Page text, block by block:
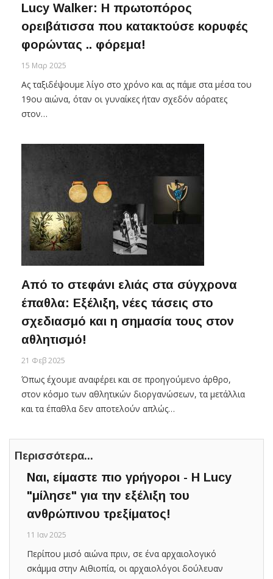
Lucy Walker: H πρωτοπόρος
ορειβάτισσα που κατακτούσε κορυφές
φορώντας .. φόρεμα!
15 Μαρ 2025
Ας ταξιδέψουμε λίγο στο χρόνο και ας πάμε στα μέσα του
19ου αιώνα, όταν οι γυναίκες ήταν σχεδόν αόρατες
στον…
Από το στεφάνι ελιάς στα σύγχρονα
έπαθλα: Εξέλιξη, νέες τάσεις στο
σχεδιασμό και η σημασία τους στον
αθλητισμό!
21 Φεβ 2025
Όπως έχουμε αναφέρει και σε προηγούμενο άρθρο,
στον κόσμο των αθλητικών διοργανώσεων, τα μετάλλια
και τα έπαθλα δεν αποτελούν απλώς…
Περισσότερα...
Ναι, είμαστε πιο γρήγοροι - H Lucy
"μίλησε" για την εξέλιξη του
ανθρώπινου τρεξίματος!
11 Ιαν 2025
Περίπου μισό αιώνα πριν, σε ένα αρχαιολογικό
σκάμμα στην Αιθιοπία, οι αρχαιολόγοι δούλευαν